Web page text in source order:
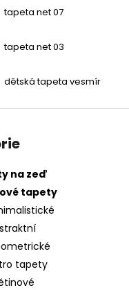
tapeta net 07
tapeta net 03
dětská tapeta vesmír
na zeď
tapety
tapety